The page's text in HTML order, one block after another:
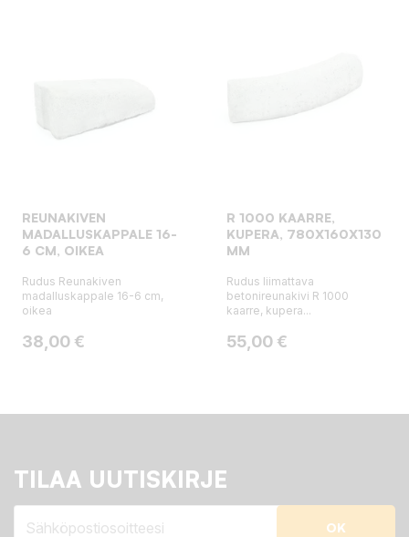
REUNAKIVEN
MADALLUSKAPPALE 16-
6 CM, OIKEA
Rudus Reunakiven
madalluskappale 16-6 cm,
oikea
Hinta
38,00 €
R 1000 KAARRE,
KUPERA, 780X160X130
MM
Rudus liimattava
betonireunakivi R 1000
kaarre, kupera...
Hinta
55,00 €
TILAA UUTISKIRJE